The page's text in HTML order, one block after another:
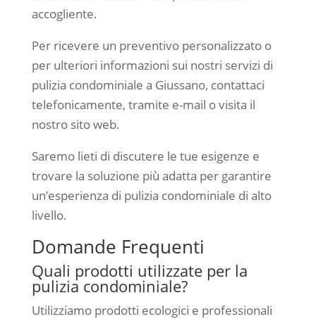
accogliente.
Per ricevere un preventivo personalizzato o
per ulteriori informazioni sui nostri servizi di
pulizia condominiale a Giussano, contattaci
telefonicamente, tramite e-mail o visita il
nostro sito web.
Saremo lieti di discutere le tue esigenze e
trovare la soluzione più adatta per garantire
un’esperienza di pulizia condominiale di alto
livello.
Domande Frequenti
Quali prodotti utilizzate per la
pulizia condominiale?
Utilizziamo prodotti ecologici e professionali